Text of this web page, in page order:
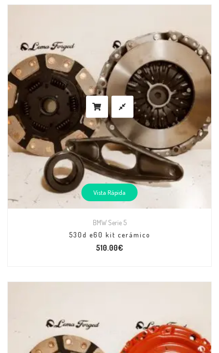
Vista Rápida
BMW Serie 5
530d e60 kit cerámico
510.00€